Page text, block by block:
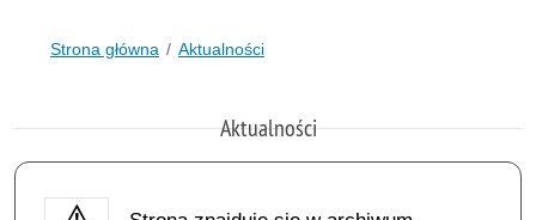
Strona główna Aktualności
Aktualności